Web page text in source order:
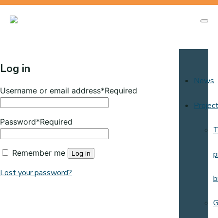
News
Log in
Username or email address*Required
Password*Required
Remember me Log in
Lost your password?